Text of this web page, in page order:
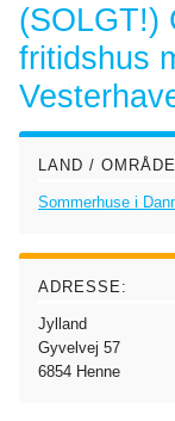
(SOLGT!)
fritidshus
LAND /
Sommerhuse i
ADRESSE:
Jylland
Gyvelvej 57
6854 Henne